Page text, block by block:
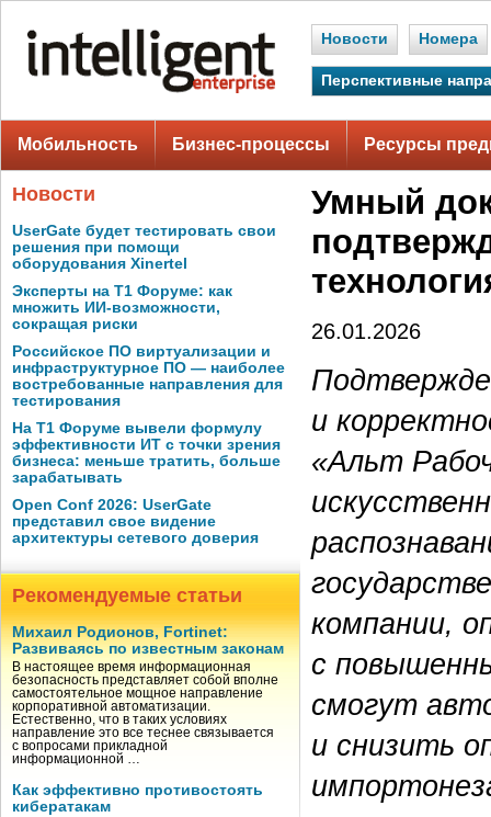
Новости Номера
Перспективные
Мобильность Бизнес-процессы Ресурсы
Новости
UserGate будет тестировать свои
решения при помощи
оборудования Xinertel
Эксперты на Т1 Форуме: как
множить ИИ-возможности,
сокращая риски
Российское ПО виртуализации и
инфраструктурное ПО — наиболее
востребованные направления для
тестирования
На Т1 Форуме вывели формулу
эффективности ИТ с точки зрения
бизнеса: меньше тратить, больше
зарабатывать
Open Conf 2026: UserGate
представил свое видение
архитектуры сетевого доверия
Рекомендуемые статьи
Михаил Родионов, Fortinet:
Развиваясь по известным законам
В настоящее время информационная
безопасность представляет собой вполне
самостоятельное мощное направление
корпоративной автоматизации.
Естественно, что в таких условиях
направление это все теснее связывается
с вопросами прикладной
информационной …
Как эффективно противостоять
кибератакам
Умный
26.01.2026
и
«Альт
компании,
с
смогут
и снизить